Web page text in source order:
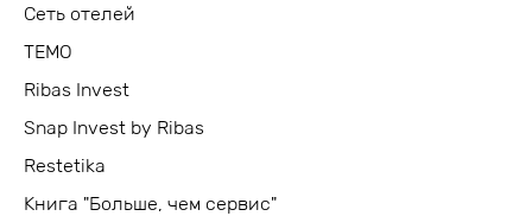
Сеть отелей
TEMO
Ribas Invest
Snap Invest by Ribas
Restetika
Книга "Больше, чем сервис"